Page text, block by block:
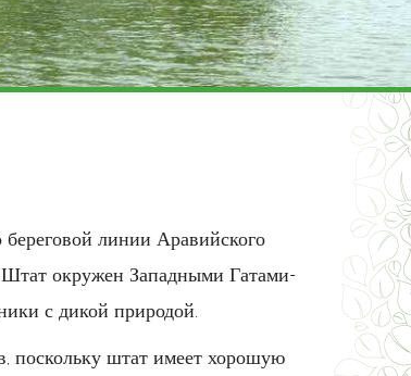
линии Аравийского
окружен Западными Гатами-
с дикой природой.
поскольку штат имеет хорошую